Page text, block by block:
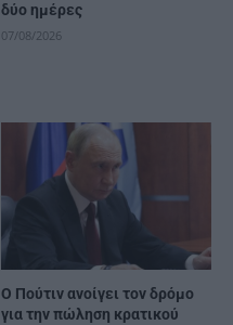
δύο ημέρες
07/08/2026
Ο Πούτιν ανοίγει τον δρόμο
για την πώληση κρατικού